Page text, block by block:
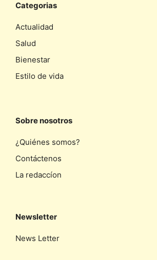
Categorias
Actualidad
Salud
Bienestar
Estilo de vida
Sobre nosotros
¿Quiénes somos?
Contáctenos
La redaccíon
Newsletter
News Letter